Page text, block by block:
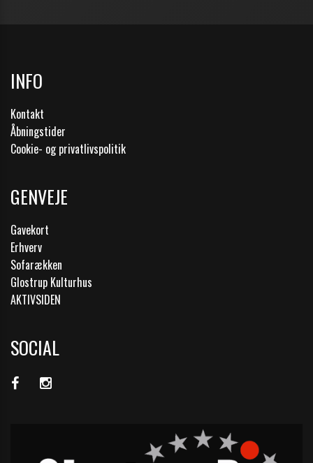
INFO
Kontakt
Åbningstider
Cookie- og privatlivspolitik
GENVEJE
Gavekort
Erhverv
Sofarækken
Glostrup Kulturhus
AKTIVSIDEN
SOCIAL